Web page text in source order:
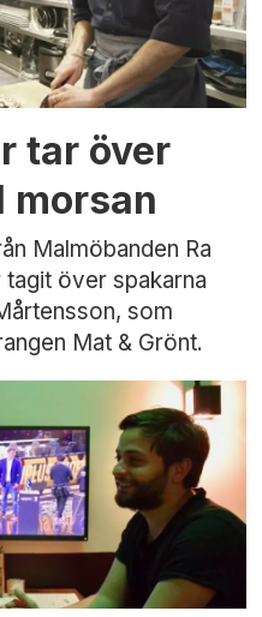
tar över
morsan
Malmöbanden Ra
över spakarna
som
Mat & Grönt.